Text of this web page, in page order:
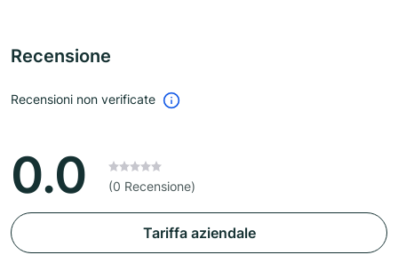
Recensione
Recensioni non verificate
0.0 (0 Recensione)
Tariffa aziendale